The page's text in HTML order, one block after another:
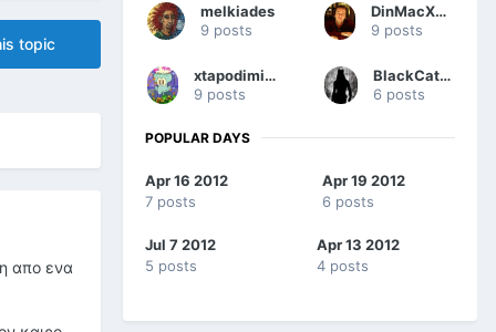
topic
απο ενα
melkiades
9 posts
DinMacXanthi
9 posts
xtapodimimos
9 posts
BlackCatGirl
6 posts
POPULAR DAYS
Apr 16 2012
7 posts
Apr 19 2012
6 posts
Jul 7 2012
5 posts
Apr 13 2012
4 posts